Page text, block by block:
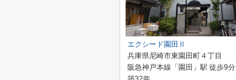
エクシード園田Ⅱ
兵庫県尼崎市東園田町４丁目
阪急神戸本線「園田」駅 徒歩9分